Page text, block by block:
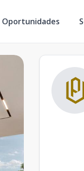
Oportunidades